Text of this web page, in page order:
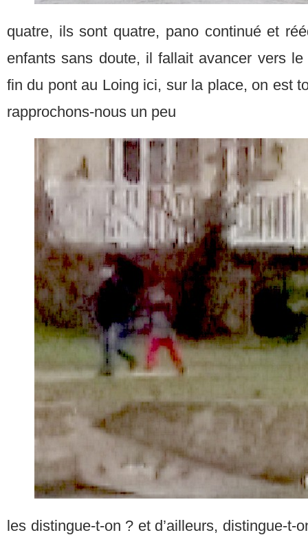
quatre, ils sont quatre, pano continué et
enfants sans doute, il fallait avancer vers
fin du pont au Loing ici, sur la place, on est
rapprochons-nous un peu
les distingue-t-on ? et d’ailleurs, distingue-t-